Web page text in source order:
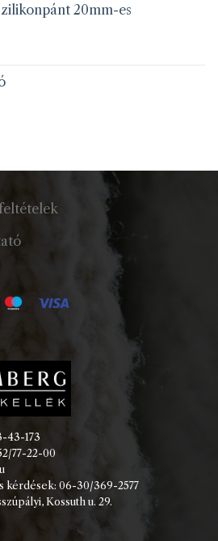
20mm-es
43-173
77-22-00
kérdések: 06-30/369-2577
Kossuth u. 29.